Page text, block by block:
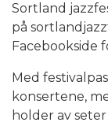
Sortland
på
Facebookside
Med
konsertene,
holder av